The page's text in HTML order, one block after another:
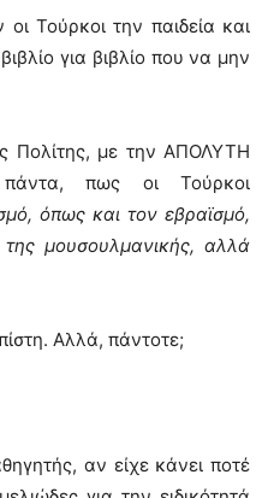
Τούρκοι την παιδεία και
για βιβλίο που να μην
Πολίτης, με την ΑΠΟΛΥΤΗ
πάντα, πως οι Τούρκοι
όπως και τον εβραϊσμό,
μουσουλμανικής, αλλά
Αλλά, πάντοτε;
αν είχε κάνει ποτέ